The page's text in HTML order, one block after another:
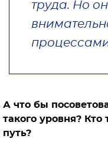
труда. Но
А что бы
такого уровня? Кто
путь?